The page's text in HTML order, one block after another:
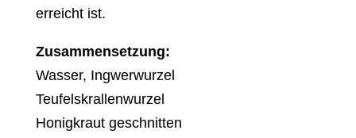
erreicht ist.
Zusammensetzung:
Wasser, Ingwerwurzel
Teufelskrallenwurzel
Honigkraut geschnitten